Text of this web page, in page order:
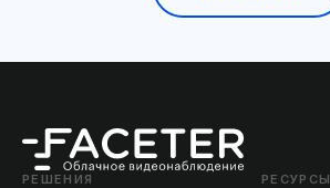
РЕШЕНИЯ РЕСУРСЫ